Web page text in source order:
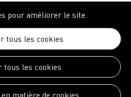
pour améliorer le site.
matière de cookies
tous les cookies
tous les cookies